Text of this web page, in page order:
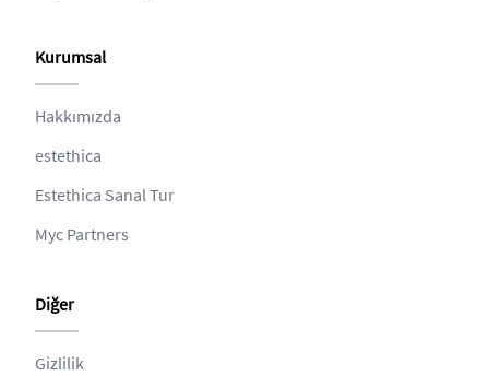
Kurumsal
Hakkımızda
estethica
Estethica Sanal Tur
Myc Partners
Diğer
Gizlilik